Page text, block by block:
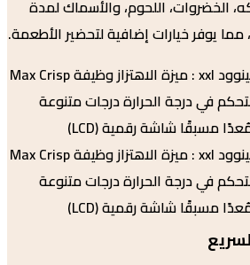
اللحوم، والأسماك لمدة